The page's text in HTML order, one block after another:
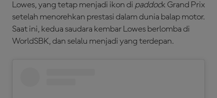
Lowes, yang tetap menjadi ikon di paddock Grand Prix
setelah menorehkan prestasi dalam dunia balap motor.
Saat ini, kedua saudara kembar Lowes berlomba di
WorldSBK, dan selalu menjadi yang terdepan.